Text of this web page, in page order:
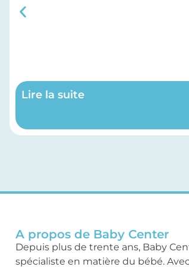
Lire la suite
A propos de Baby Center
Depuis plus de trente ans, Baby
spécialiste en matière du bébé.